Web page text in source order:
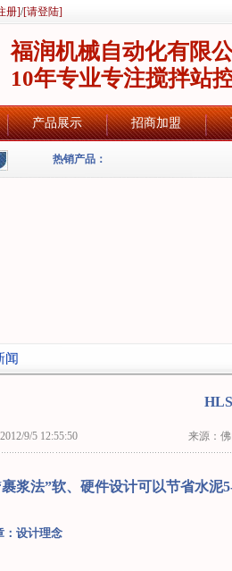
册]/[请登陆]
福润机械自动化有限
10年专业专注搅拌站
产品展示 招商加盟
热销产品：
闻
9/5 12:55:50 来源：
浆法”软、硬件设计可以节省水泥
：设计理念